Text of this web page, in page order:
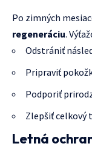
Po zimných
regeneráciu.
Odstrániť
Pripraviť
Podporiť
Zlepšiť
Letná